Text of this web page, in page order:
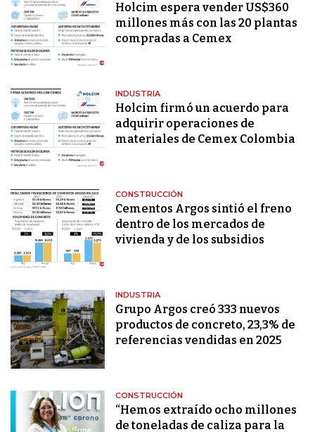
Holcim espera vender US$360
millones más con las 20 plantas
compradas a Cemex
INDUSTRIA
Holcim firmó un acuerdo para
adquirir operaciones de
materiales de Cemex Colombia
CONSTRUCCIÓN
Cementos Argos sintió el freno
dentro de los mercados de
vivienda y de los subsidios
INDUSTRIA
Grupo Argos creó 333 nuevos
productos de concreto, 23,3% de
referencias vendidas en 2025
CONSTRUCCIÓN
“Hemos extraído ocho millones
de toneladas de caliza para la